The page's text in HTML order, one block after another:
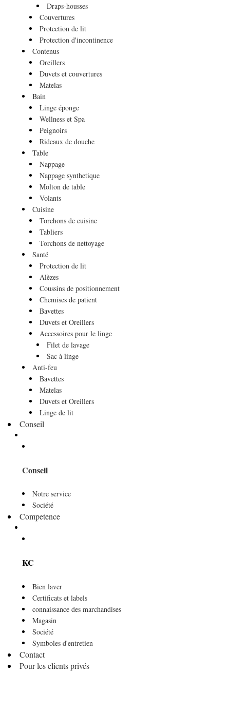
Draps-housses
Couvertures
Protection de lit
Protection d'incontinence
Contenus
Oreillers
Duvets et couvertures
Matelas
Bain
Linge éponge
Wellness et Spa
Peignoirs
Rideaux de douche
Table
Nappage
Nappage synthetique
Molton de table
Volants
Cuisine
Torchons de cuisine
Tabliers
Torchons de nettoyage
Santé
Protection de lit
Alèzes
Coussins de positionnement
Chemises de patient
Bavettes
Duvets et Oreillers
Accessoires pour le linge
Filet de lavage
Sac à linge
Anti-feu
Bavettes
Matelas
Duvets et Oreillers
Linge de lit
Conseil
Conseil
Notre service
Société
Competence
KC
Bien laver
Certificats et labels
connaissance des marchandises
Magasin
Société
Symboles d'entretien
Contact
Pour les clients privés